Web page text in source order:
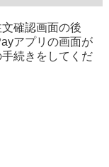
確認画面の後
アプリの画面が
続きをしてくだ